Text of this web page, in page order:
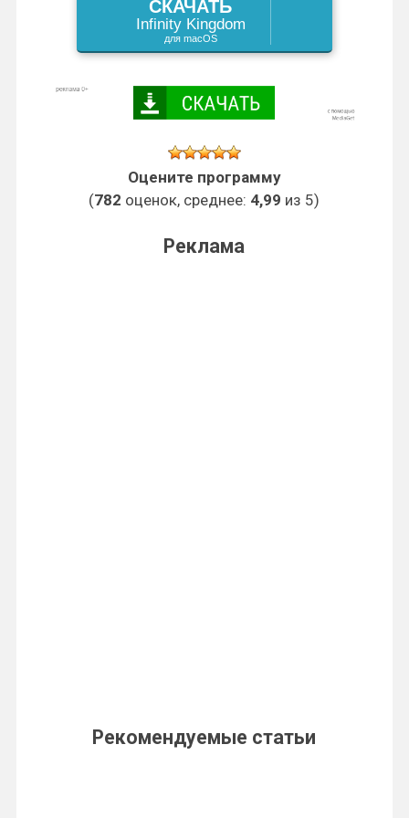
СКАЧАТЬ
Infinity Kingdom
для macOS
Оцените программу
(782 оценок, среднее: 4,99 из 5)
Реклама
Рекомендуемые статьи